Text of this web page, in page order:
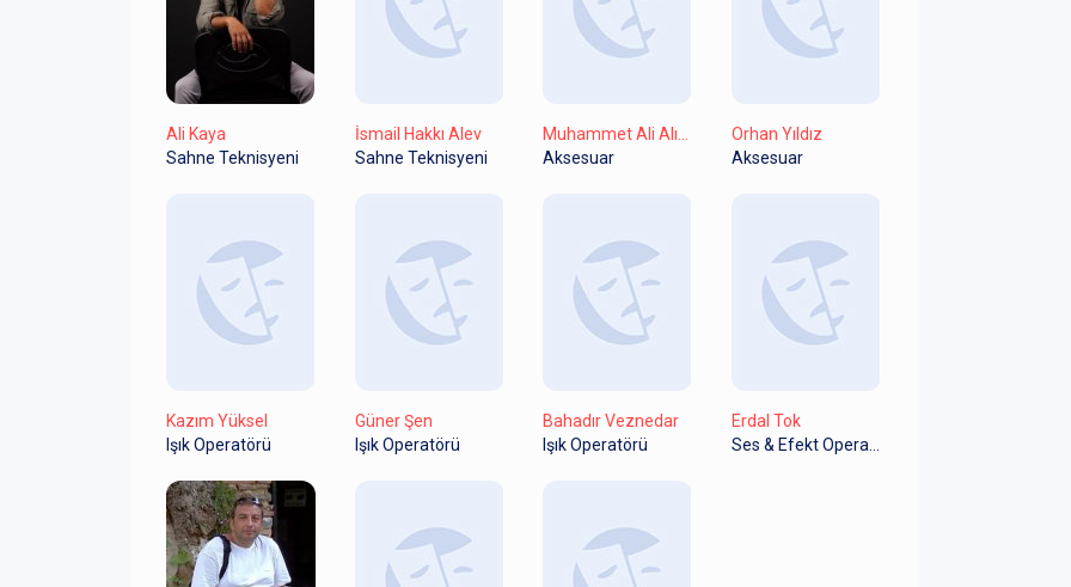
Ali Kaya
Sahne Teknisyeni
İsmail Hakkı Alev
Sahne Teknisyeni
Aksesuar
Orhan Yıldız
Aksesuar
Kazım Yüksel
Işık Operatörü
Güner Şen
Işık Operatörü
Bahadır Veznedar
Işık Operatörü
Erdal Tok